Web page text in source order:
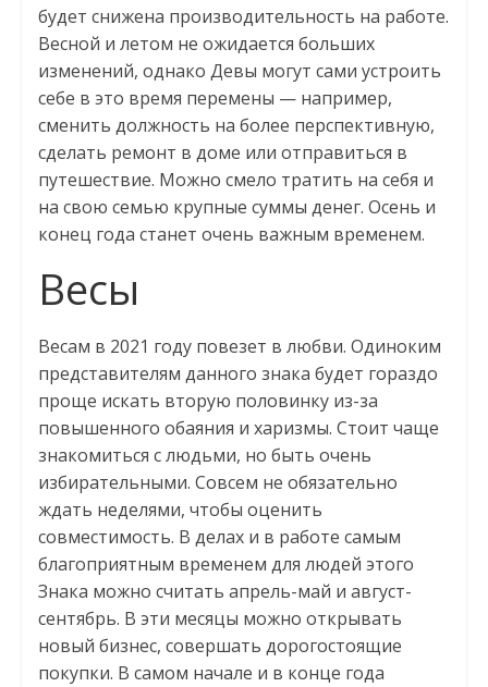
будет снижена производительность на работе.
Весной и летом не ожидается больших
изменений, однако Девы могут сами устроить
себе в это время перемены — например,
сменить должность на более перспективную,
сделать ремонт в доме или отправиться в
путешествие. Можно смело тратить на себя и
на свою семью крупные суммы денег. Осень и
конец года станет очень важным временем.
Весы
Весам в 2021 году повезет в любви. Одиноким
представителям данного знака будет гораздо
проще искать вторую половинку из-за
повышенного обаяния и харизмы. Стоит чаще
знакомиться с людьми, но быть очень
избирательными. Совсем не обязательно
ждать неделями, чтобы оценить
совместимость. В делах и в работе самым
благоприятным временем для людей этого
Знака можно считать апрель-май и август-
сентябрь. В эти месяцы можно открывать
новый бизнес, совершать дорогостоящие
покупки. В самом начале и в конце года